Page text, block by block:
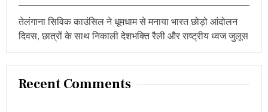
तेलंगाना सिविक काउंसिल ने धूमधाम से मनाया भारत छोड़ो आंदोलन
दिवस, छात्रों के साथ निकाली देशभक्ति रैली और राष्ट्रीय ध्वज जुलूस
Recent Comments